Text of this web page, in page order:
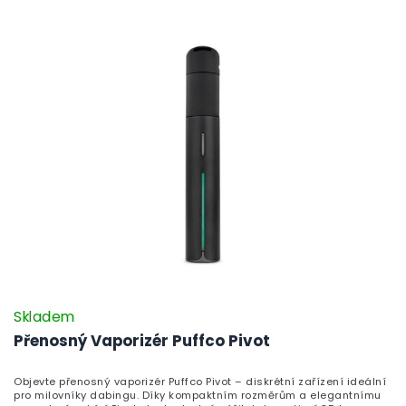
Přenosný Vaporizér Puffco Pivot
Skladem
Objevte přenosný vaporizér Puffco Pivot – diskrétní zařízení ideální
pro milovníky dabingu. Díky kompaktním rozměrům a elegantnímu